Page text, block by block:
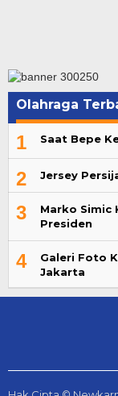
Olahraga
1 Saat Bepe
2 Jersey
3
Marko Simic
Presiden
4
Galeri Foto
Jakarta